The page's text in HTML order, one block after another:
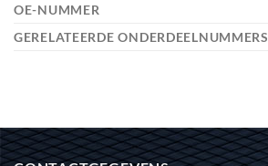
OE-NUMMER
GERELATEERDE ONDERDEELNUMMERS